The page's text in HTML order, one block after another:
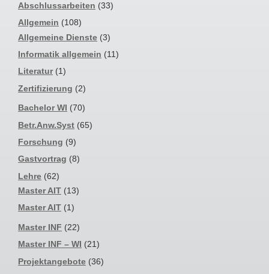
Abschlussarbeiten (33)
Allgemein (108)
Allgemeine Dienste (3)
Informatik allgemein (11)
Literatur(1)
Zertifizierung (2)
Bachelor WI (70)
Betr.Anw.Syst (65)
Forschung (9)
Gastvortrag (8)
Lehre (62)
Master AIT (13)
Master AIT (1)
Master INF (22)
Master INF – WI (21)
Projektangebote (36)